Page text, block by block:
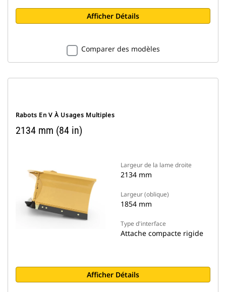
Afficher Détails
Comparer des modèles
Rabots En V À Usages Multiples
2134 mm (84 in)
Largeur de la lame droite
2134 mm
Largeur (oblique)
1854 mm
Type d'interface
Attache compacte rigide
Afficher Détails